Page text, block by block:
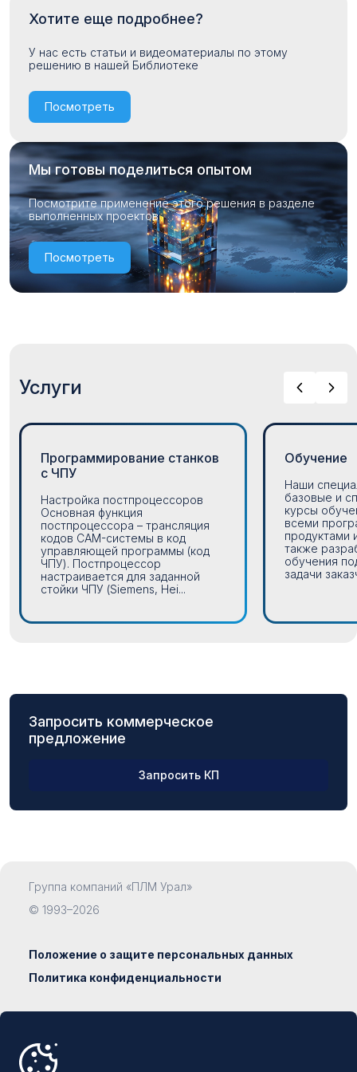
Хотите еще подробнее?
У нас есть статьи и видеоматериалы по этому
решению в нашей Библиотеке
Посмотреть
Мы готовы поделиться опытом
Посмотрите применение этого решения в разделе
выполненных проектов
Посмотреть
Услуги
Программирование станков
с ЧПУ
Настройка постпроцессоров
Основная функция
постпроцессора – трансляция
кодов CAM-системы в код
управляющей программы (код
ЧПУ). Постпроцессор
настраивается для заданной
стойки ЧПУ (Siemens, Hei...
Обучение
Наши
базовые и
курсы
всеми
продуктами
также
обучения
задачи
Запросить коммерческое
предложение
Запросить КП
Компания
Группа компаний «ПЛМ Урал»
© 1993–2026
Положение о защите персональных данных
Политика конфиденциальности